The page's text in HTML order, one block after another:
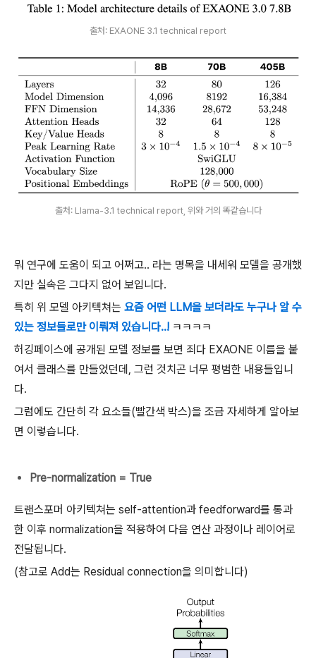
출처: EXAONE 3.1 technical report
출처: Llama-3.1 technical report, 위와 거의 똑같습니다
뭐 연구에 도움이 되고 어쩌고.. 라는 명목을 내세워 모델을 공개했
지만 실속은 그다지 없어 보입니다.
특히 위 모델 아키텍쳐는 요즘 어떤 LLM을 보더라도 누구나 알 수
있는 정보들로만 이뤄져 있습니다..! ㅋㅋㅋㅋ
허깅페이스에 공개된 모델 정보를 보면 죄다 EXAONE 이름을 붙
여서 클래스를 만들었던데, 그런 것치곤 너무 평범한 내용들입니
다.
그럼에도 간단히 각 요소들(빨간색 박스)을 조금 자세하게 알아보
면 이렇습니다.
Pre-normalization = True
트랜스포머 아키텍쳐는 self-attention과 feedforward를 통과
한 이후 normalization을 적용하여 다음 연산 과정이나 레이어로
전달됩니다.
(참고로 Add는 Residual connection을 의미합니다)